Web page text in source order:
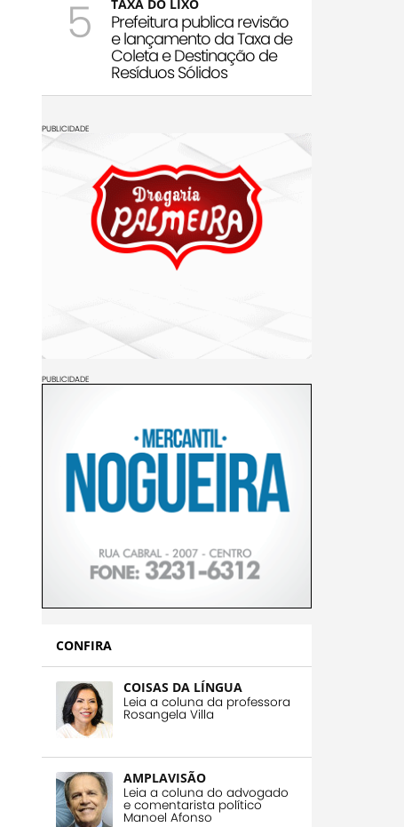
5 TAXA DO LIXO
Prefeitura publica revisão
e lançamento da Taxa de
Coleta e Destinação de
Resíduos Sólidos
PUBLICIDADE
PUBLICIDADE
CONFIRA
COISAS DA LÍNGUA
Leia a coluna da professora
Rosangela Villa
AMPLAVISÃO
Leia a coluna do advogado
e comentarista político
Manoel Afonso